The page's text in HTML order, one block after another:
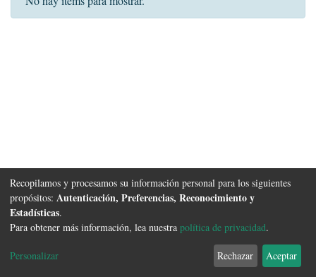
Software DSpacecopyright © 2002-2026 FCyT Uader
Configuración de
Acuerdo de
usuario final
Enviar
Sugerencias
Recopilamos y procesamos su información personal para los siguientes
propósitos: Autenticación, Preferencias, Reconocimiento y
Estadísticas.
Para obtener más información, lea nuestra política de privacidad.
Personalizar Rechazar Aceptar